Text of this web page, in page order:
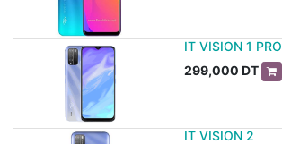
IT VISION 1 PRO
299,000 DT
IT VISION 2